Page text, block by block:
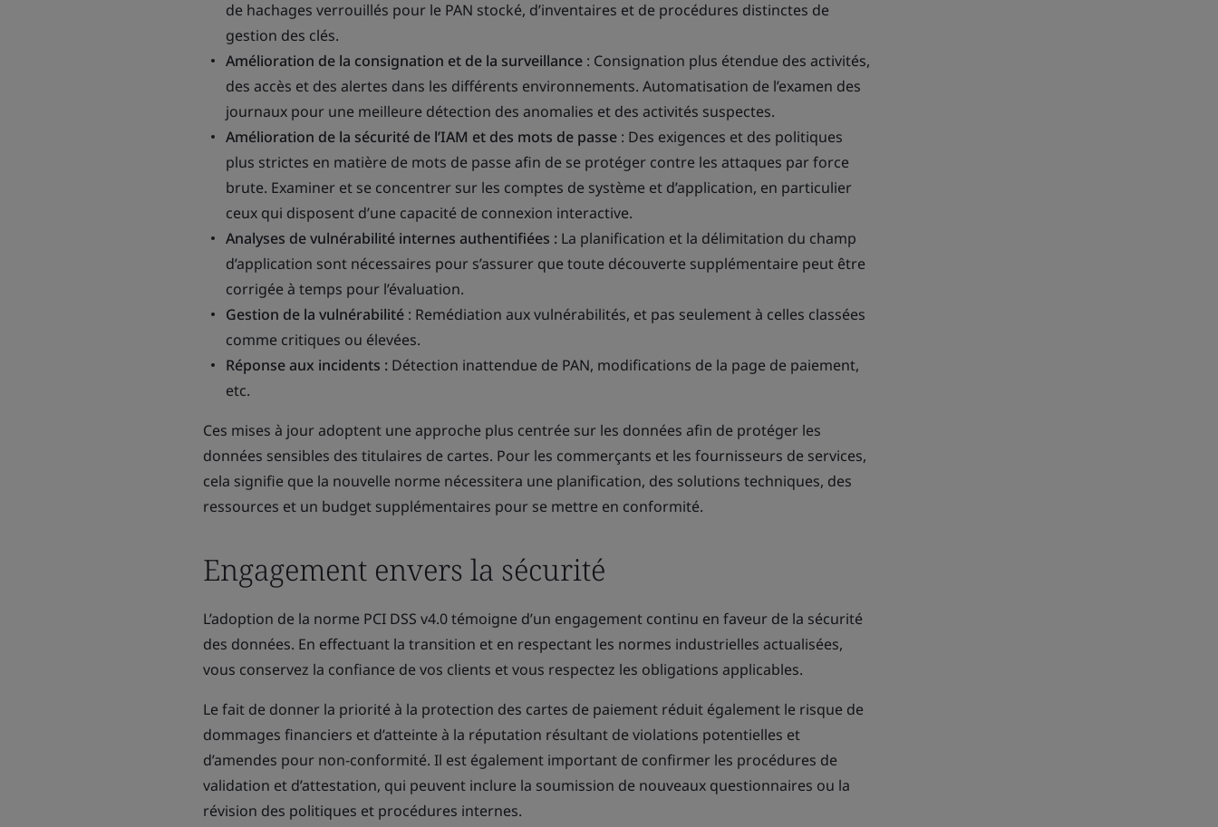
de hachages verrouillés pour le PAN stocké, d’inventaires et de procédures distinctes de
gestion des clés.
Amélioration de la consignation et de la surveillance : Consignation plus étendue des activités,
des accès et des alertes dans les différents environnements. Automatisation de l’examen des
journaux pour une meilleure détection des anomalies et des activités suspectes.
Amélioration de la sécurité de l’IAM et des mots de passe : Des exigences et des politiques
plus strictes en matière de mots de passe afin de se protéger contre les attaques par force
brute. Examiner et se concentrer sur les comptes de système et d’application, en particulier
ceux qui disposent d’une capacité de connexion interactive.
Analyses de vulnérabilité internes authentifiées : La planification et la délimitation du champ
d’application sont nécessaires pour s’assurer que toute découverte supplémentaire peut être
corrigée à temps pour l’évaluation.
Gestion de la vulnérabilité : Remédiation aux vulnérabilités, et pas seulement à celles classées
comme critiques ou élevées.
Réponse aux incidents : Détection inattendue de PAN, modifications de la page de paiement,
etc.
Ces mises à jour adoptent une approche plus centrée sur les données afin de protéger les
données sensibles des titulaires de cartes. Pour les commerçants et les fournisseurs de services,
cela signifie que la nouvelle norme nécessitera une planification, des solutions techniques, des
ressources et un budget supplémentaires pour se mettre en conformité.
Engagement envers la sécurité
L’adoption de la norme PCI DSS v4.0 témoigne d’un engagement continu en faveur de la sécurité
des données. En effectuant la transition et en respectant les normes industrielles actualisées,
vous conservez la confiance de vos clients et vous respectez les obligations applicables.
Le fait de donner la priorité à la protection des cartes de paiement réduit également le risque de
dommages financiers et d’atteinte à la réputation résultant de violations potentielles et
d’amendes pour non-conformité. Il est également important de confirmer les procédures de
validation et d’attestation, qui peuvent inclure la soumission de nouveaux questionnaires ou la
révision des politiques et procédures internes.